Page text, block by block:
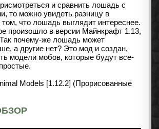
и сравнить лошадь с
то можно увидеть разницу в
том, что лошадь выглядит интереснее.
произошло в версии Майнкрафт 1.13,
Так почему-же лошадь может
а другие нет? Это мод и создан,
модели мобов, которые будут все-